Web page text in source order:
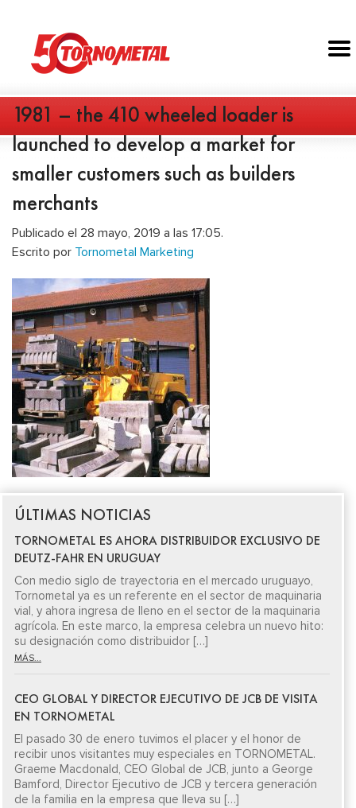
1981 – the 410 wheeled loader is
launched to develop a market for
smaller customers such as builders
merchants
Publicado el 28 mayo, 2019 a las 17:05.
Escrito por Tornometal Marketing
ÚLTIMAS NOTICIAS
TORNOMETAL ES AHORA DISTRIBUIDOR EXCLUSIVO DE
DEUTZ-FAHR EN URUGUAY
Con medio siglo de trayectoria en el mercado uruguayo,
Tornometal ya es un referente en el sector de maquinaria
vial, y ahora ingresa de lleno en el sector de la maquinaria
agrícola. En este marco, la empresa celebra un nuevo hito:
su designación como distribuidor […]
MÁS...
CEO GLOBAL Y DIRECTOR EJECUTIVO DE JCB DE VISITA
EN TORNOMETAL
El pasado 30 de enero tuvimos el placer y el honor de
recibir unos visitantes muy especiales en TORNOMETAL.
Graeme Macdonald, CEO Global de JCB, junto a George
Bamford, Director Ejecutivo de JCB y tercera generación
de la familia en la empresa que lleva su […]